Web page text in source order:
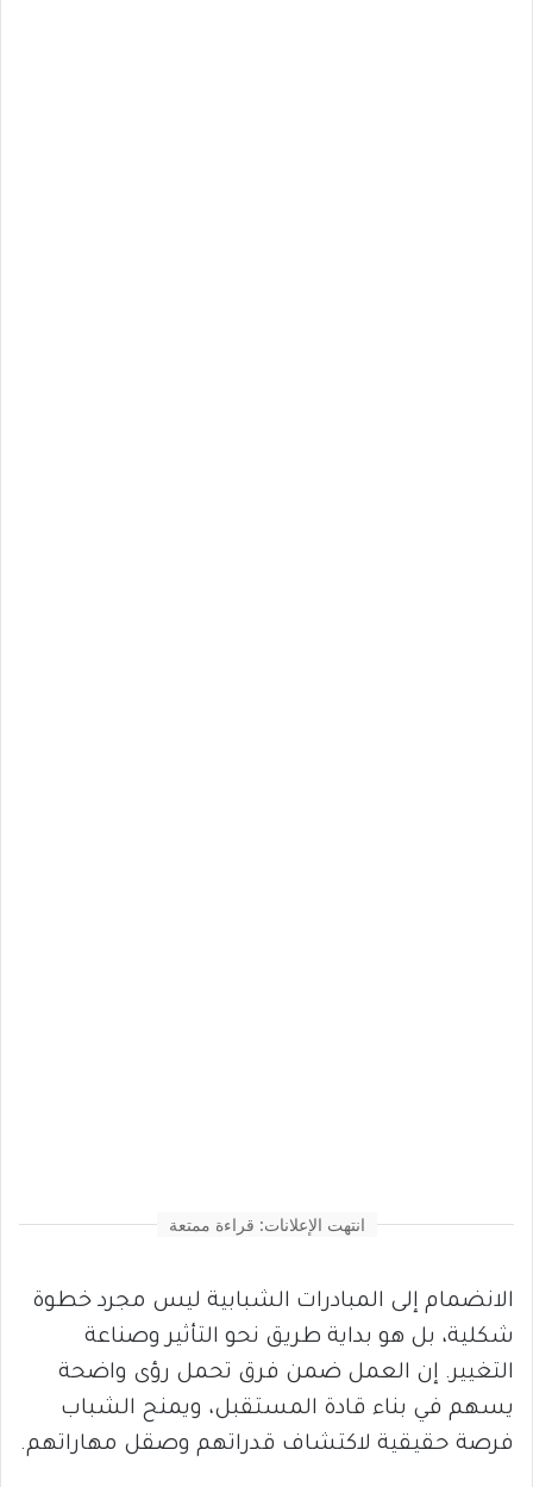
انتهت الإعلانات: قراءة ممتعة
الانضمام إلى المبادرات الشبابية ليس مجرد خطوة
شكلية، بل هو بداية طريق نحو التأثير وصناعة
التغيير. إن العمل ضمن فرق تحمل رؤى واضحة
يسهم في بناء قادة المستقبل، ويمنح الشباب
فرصة حقيقية لاكتشاف قدراتهم وصقل مهاراتهم.